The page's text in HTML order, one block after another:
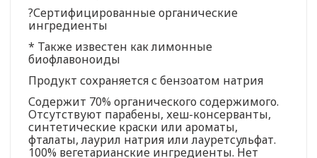
?Сертифицированные органические
ингредиенты
* Также известен как лимонные
биофлавоноиды
Продукт сохраняется с бензоатом натрия
Содержит 70% органического содержимого.
Отсутствуют парабены, хеш-консерванты,
синтетические краски или ароматы,
фталаты, лаурил натрия или лауретсульфат.
100% вегетарианские ингредиенты. Нет